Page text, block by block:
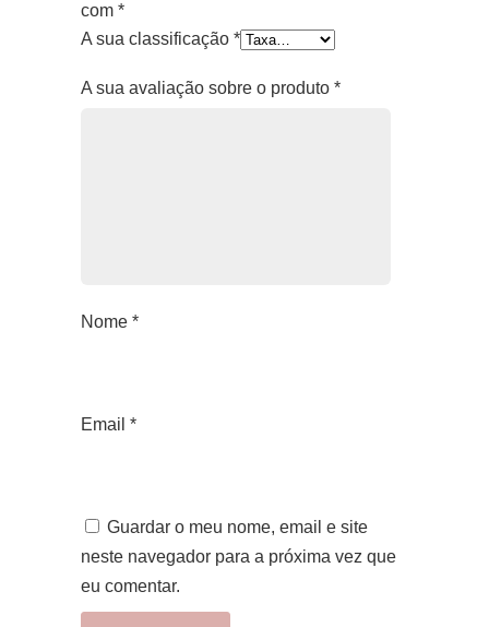
com *
A sua classificação *
A sua avaliação sobre o produto *
Nome *
Email *
Guardar o meu nome, email e site
neste navegador para a próxima vez que
eu comentar.